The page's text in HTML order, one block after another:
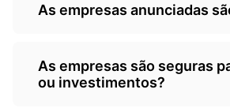
As empresas anunciadas
Não, as empresas são de
terceiros/empresarios e a
As empresas são seguras
ou investimentos?